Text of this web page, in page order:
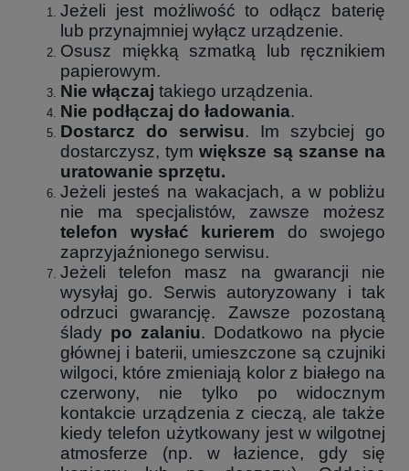
Jeżeli jest możliwość to odłącz baterię
lub przynajmniej wyłącz urządzenie.
Osusz miękką szmatką lub ręcznikiem
papierowym.
Nie włączaj takiego urządzenia.
Nie podłączaj do ładowania.
Dostarcz do serwisu. Im szybciej go
dostarczysz, tymwiększe są szanse na
uratowanie sprzętu.
Jeżeli jesteś na wakacjach, a w pobliżu
nie ma specjalistów, zawsze możesz
telefon wysłać kurierem do swojego
zaprzyjaźnionego serwisu.
Jeżeli telefon masz na gwarancji nie
wysyłaj go. Serwis autoryzowany i tak
odrzuci gwarancję. Zawsze pozostaną
ślady po zalaniu. Dodatkowo na płycie
głównej i baterii, umieszczone są czujniki
wilgoci, które zmieniają kolor z białego na
czerwony, nie tylko po widocznym
kontakcie urządzenia z cieczą, ale także
kiedy telefon użytkowany jest w wilgotnej
atmosferze (np. w łazience, gdy się